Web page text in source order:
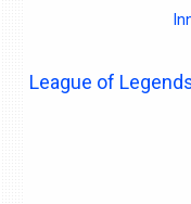
League of